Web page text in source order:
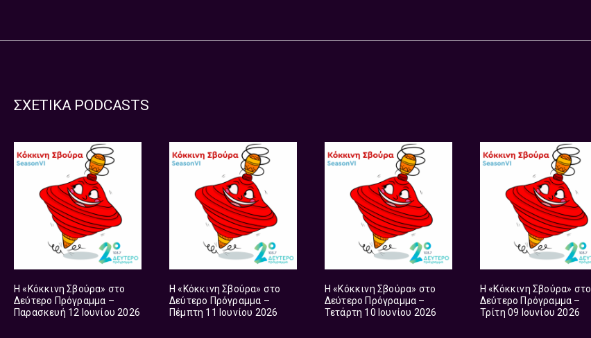
ΣΧΕΤΙΚΑ PODCASTS
Η «Κόκκινη Σβούρα» στο
Δεύτερο Πρόγραμμα –
Παρασκευή 12 Ιουνίου 2026
Η «Κόκκινη Σβούρα» στο
Δεύτερο Πρόγραμμα –
Πέμπτη 11 Ιουνίου 2026
Η «Κόκκινη Σβούρα» στο
Δεύτερο Πρόγραμμα –
Τετάρτη 10 Ιουνίου 2026
Η «Κόκκινη Σβούρα» στο
Δεύτερο Πρόγραμμα –
Τρίτη 09 Ιουνίου 2026